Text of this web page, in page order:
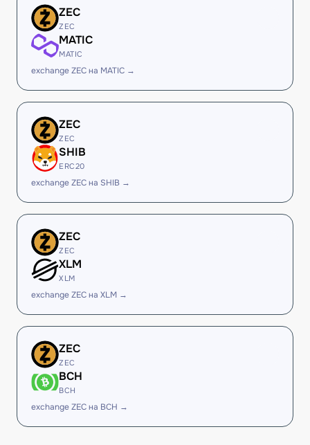
ZEC
ZEC
MATIC
MATIC
exchange ZEC на MATIC →
ZEC
ZEC
SHIB
ERC20
exchange ZEC на SHIB →
ZEC
ZEC
XLM
XLM
exchange ZEC на XLM →
ZEC
ZEC
BCH
BCH
exchange ZEC на BCH →